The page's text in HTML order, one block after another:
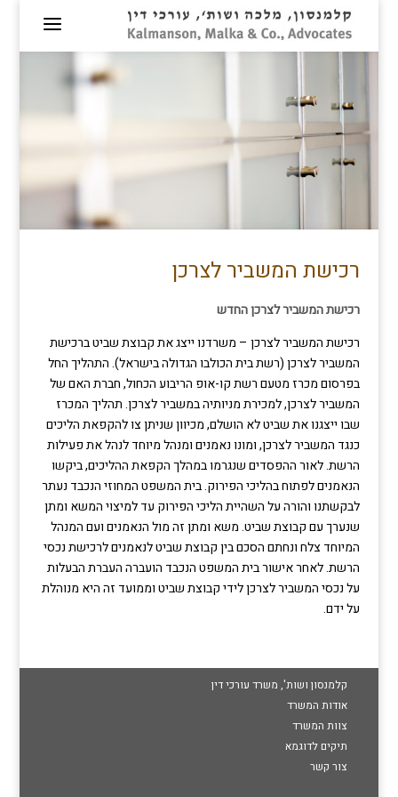
רכישת המשביר לצרכן
רכישת המשביר לצרכן החדש
רכישת המשביר לצרכן – משרדנו ייצג את קבוצת שביט ברכישת
המשביר לצרכן (רשת בית הכולבו הגדולה בישראל). התהליך החל
בפרסום מכרז מטעם רשת קו-אופ הריבוע הכחול, חברת האם של
המשביר לצרכן, למכירת מניותיה במשביר לצרכן. תהליך המכרז
שבו ייצגנו את שביט לא הושלם, מכיוון שניתן צו להקפאת הליכים
כנגד המשביר לצרכן, ומונו נאמנים ומנהל מיוחד לנהל את פעילות
הרשת. לאור ההפסדים שנגרמו במהלך הקפאת ההליכים, ביקשו
הנאמנים לפתוח בהליכי הפירוק. בית המשפט המחוזי הנכבד נעתר
לבקשתנו והורה על השהיית הליכי הפירוק עד למיצוי המשא ומתן
שנערך עם קבוצת שביט. משא ומתן זה מול הנאמנים ועם המנהל
המיוחד צלח ונחתם הסכם בין קבוצת שביט לנאמנים לרכישת נכסי
הרשת. לאחר אישור בית המשפט הנכבד הועברה העברת הבעלות
על נכסי המשביר לצרכן לידי קבוצת שביט וממועד זה היא מנוהלת
על ידם.
קלמנסון ושות', משרד עורכי דין
אודות המשרד
צוות המשרד
תיקים לדוגמא
צור קשר